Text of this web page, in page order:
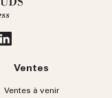
Ventes
Ventes à venir